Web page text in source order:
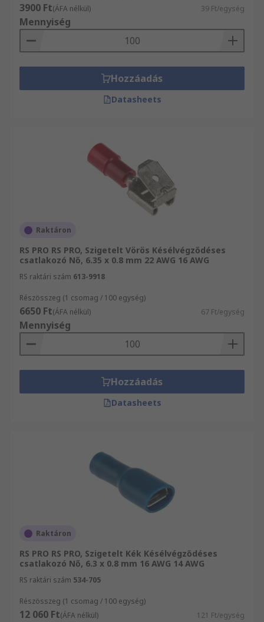
3900 Ft(ÁFA nélkül) 39 Ft/egység
Mennyiség
Hozzáadás
Datasheets
Raktáron
RS PRO RS PRO, Szigetelt Vörös Késélvégződéses
csatlakozó Nő, 6.35 x 0.8 mm 22 AWG 16 AWG
RS raktári szám 613-9918
Részösszeg (1 csomag / 100 egység)
6650 Ft(ÁFA nélkül) 67 Ft/egység
Mennyiség
Hozzáadás
Datasheets
Raktáron
RS PRO RS PRO, Szigetelt Kék Késélvégződéses
csatlakozó Nő, 6.3 x 0.8 mm 16 AWG 14 AWG
RS raktári szám 534-705
Részösszeg (1 csomag / 100 egység)
12 060 Ft(ÁFA nélkül) 121 Ft/egység